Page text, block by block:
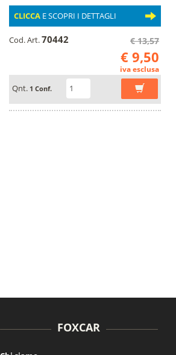
CLICCAE SCOPRI I DETTAGLI
Cod. Art.70442 € 13,57
€ 9,50
iva esclusa
Qnt. 1 Conf.
FOXCAR